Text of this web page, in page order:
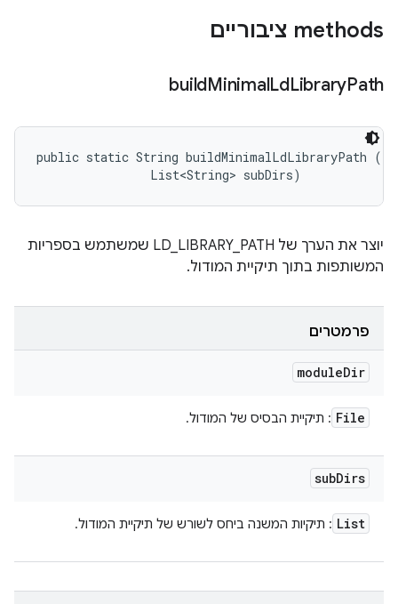
‫methods ציבוריים
buildMinimalLdLibraryPath
public static String buildMinimalLdLibraryPath
                List<String> subDirs)
יוצר את הערך של LD_LIBRARY_PATH שמשתמש בספריות
המשותפות בתוך תיקיית המודול.
פרמטרים
moduleDir
File : תיקיית הבסיס של המודול.
subDirs
List : תיקיות המשנה ביחס לשורש של תיקיית המודול.